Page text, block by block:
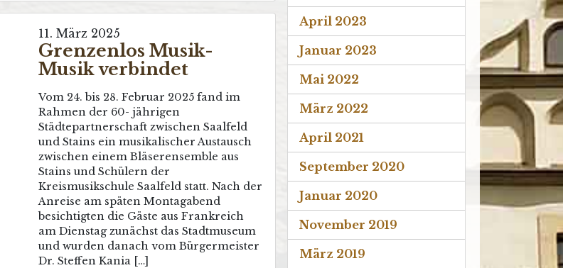
11. März 2025
Grenzenlos Musik-
Musik verbindet
Vom 24. bis 28. Februar 2025 fand im
Rahmen der 60- jährigen
Städtepartnerschaft zwischen Saalfeld
und Stains ein musikalischer Austausch
zwischen einem Bläserensemble aus
Stains und Schülern der
Kreismusikschule Saalfeld statt. Nach der
Anreise am späten Montagabend
besichtigten die Gäste aus Frankreich
am Dienstag zunächst das Stadtmuseum
und wurden danach vom Bürgermeister
Dr. Steffen Kania […]
April 2023
Januar 2023
Mai 2022
März 2022
April 2021
September 2020
Januar 2020
November 2019
März 2019